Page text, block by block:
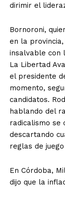
dirimir el
Bornoroni,
en la
insalvable con
La Libertad
el presidente
momento,
candidatos.
hablando del
radicalismo se
descartando
reglas de
En Córdoba,
dijo que la